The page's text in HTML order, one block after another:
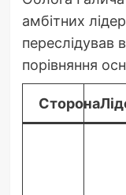
амбітних
переслідував
порівняння
Сторона